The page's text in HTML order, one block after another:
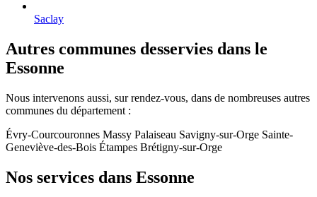
Saclay
Autres communes desservies dans le
Essonne
Nous intervenons aussi, sur rendez-vous, dans de nombreuses autres
communes du département :
Évry-Courcouronnes Massy Palaiseau Savigny-sur-Orge Sainte-
Geneviève-des-Bois Étampes Brétigny-sur-Orge
Nos services dans Essonne